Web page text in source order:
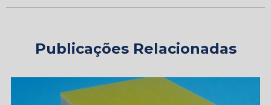
Publicações Relacionadas